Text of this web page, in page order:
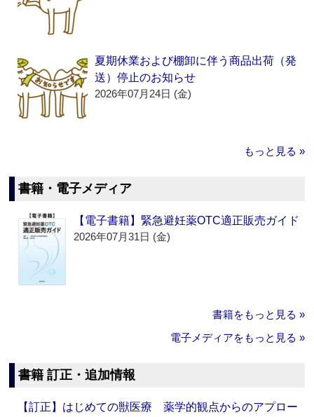
夏期休業および棚卸に伴う商品出荷（発
送）停止のお知らせ
2026年07月24日 (金)
もっと見る »
書籍・電子メディア
【電子書籍】緊急避妊薬OTC適正販売ガイド
2026年07月31日 (金)
書籍をもっと見る »
電子メディアをもっと見る »
書籍 訂正・追加情報
【訂正】はじめての獣医療 薬学的観点からのアプロー